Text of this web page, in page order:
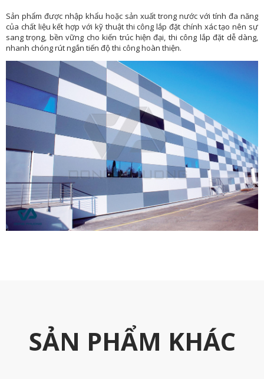
Sản phẩm được nhập khẩu hoặc sản xuất trong nước với tính đa năng
của chất liệu kết hợp với kỹ thuật thi công lắp đặt chính xác tạo nên sự
sang trọng, bền vững cho kiến trúc hiện đại, thi công lắp đặt dễ dàng,
nhanh chóng rút ngắn tiến độ thi công hoàn thiện.
SẢN PHẨM KHÁC